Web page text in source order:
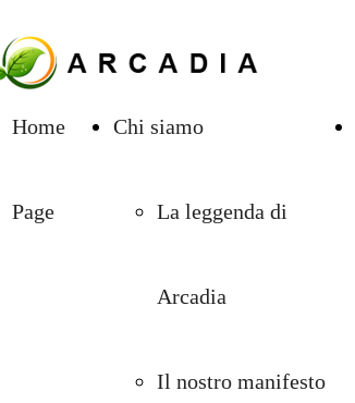
Home
Page
Chi siamo
La leggenda di
Arcadia
Il nostro manifesto